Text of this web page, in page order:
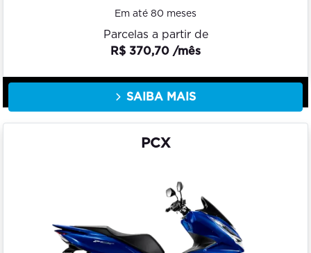
Em até 80 meses
Parcelas a partir de
R$ 370,70 /mês
SAIBA MAIS
PCX